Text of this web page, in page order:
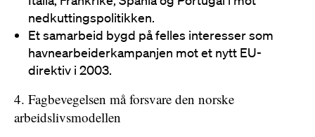
nedkuttingspolitikken.
Et samarbeid bygd på felles interesser som
havnearbeiderkampanjen mot et nytt EU-
direktiv i 2003.
4. Fagbevegelsen må forsvare den norske
arbeidslivsmodellen